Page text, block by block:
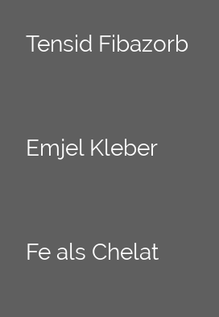
Tensid Fibazorb
Emjel Kleber
Fe als Chelat